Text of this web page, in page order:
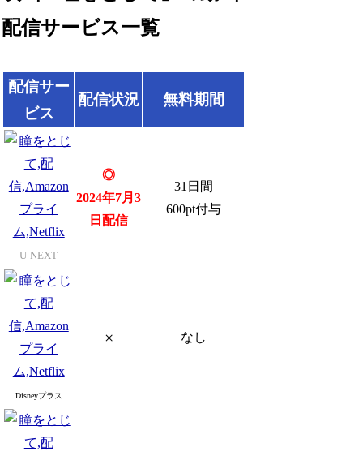
配信サービス一覧
配信サー
ビス
配信状況 無料期間
U-NEXT
◎
2024年7月3
日配信
31日間
600pt付与
Disneyプラス
× なし